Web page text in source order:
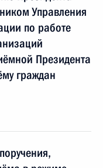
Управления
по работе
Президента
граждан